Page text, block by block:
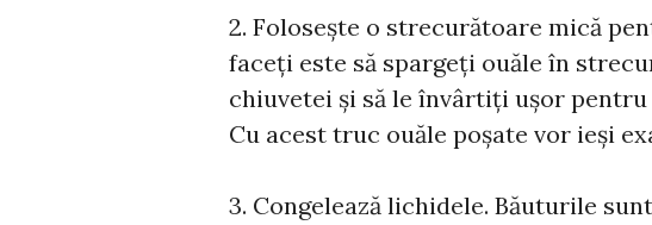
2. Folosește o strecurătoare mică
faceți este să spargeți ouăle în
chiuvetei și să le învârtiți ușor pentru
Cu acest truc ouăle poșate vor ieși
3. Congelează lichidele. Băuturile